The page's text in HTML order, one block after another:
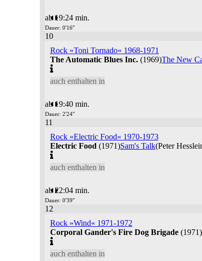
ab 19:24 min.
Dauer: 0'16''
10
Rock »Toni Tornado« 1968-1971
The Automatic Blues Inc.(1969)The New
auch enthalten in
ab 19:40 min.
Dauer: 2'24''
11
Rock »Electric Food« 1970-1973
Electric Food (1971)Sam's Talk(Peter
auch enthalten in
ab 22:04 min.
Dauer: 0'39''
12
Rock »Wind« 1971-1972
Corporal Gander's Fire Dog Brigade(1971)
auch enthalten in